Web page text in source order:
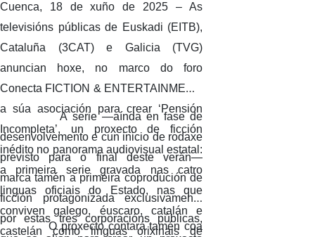
Cuenca, 18 de xuño de 2025 – As
televisións públicas de Euskadi (EITB),
Cataluña (3CAT) e Galicia (TVG)
anuncian hoxe, no marco do foro
Conecta FICTION & ENTERTAINMENT,
a súa asociación para crear ‘Pensión
Incompleta’, un proxecto de ficción
inédito no panorama audiovisual estatal:
a primeira serie gravada nas catro
linguas oficiais do Estado, nas que
conviven galego, éuscaro, catalán e
castelán como linguas orixinais de
A serie —aínda en fase de
desenvolvemento e cun inicio de rodaxe
previsto para o final deste verán—
marca tamén a primeira coprodución de
ficción protagonizada exclusivamente
por estas tres corporacións públicas,
O proxecto contará tamén coa